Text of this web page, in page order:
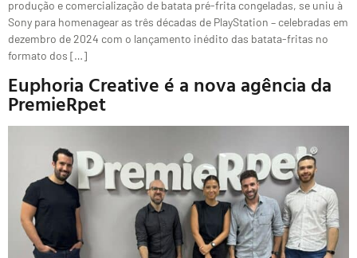
produção e comercialização de batata pré-frita congeladas, se uniu à
Sony para homenagear as três décadas de PlayStation – celebradas em
dezembro de 2024 com o lançamento inédito das batata-fritas no
formato dos […]
Euphoria Creative é a nova agência da
PremieRpet